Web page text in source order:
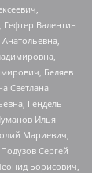
Валентин
Беляев
Светлана
Гендель
Илья
Мариевич,
Сергей
Борисович,